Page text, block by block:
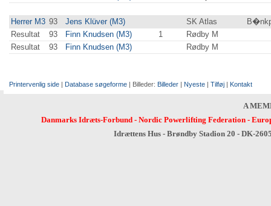
Herrer M3 93 Jens Klüver (M3) SK Atlas
Resultat
93 Finn Knudsen (M3) 1
Rødby M
Resultat
93 Finn Knudsen (M3) Rødby M
Printervenlig side | Database søgeforme | Billeder: Billeder | Nyeste | Tilføj | Kontakt
A
Danmarks Idræts-Forbund- Nordic Powerlifting Federation-
Idrættens Hus - Brøndby Stadion 20 - DK-